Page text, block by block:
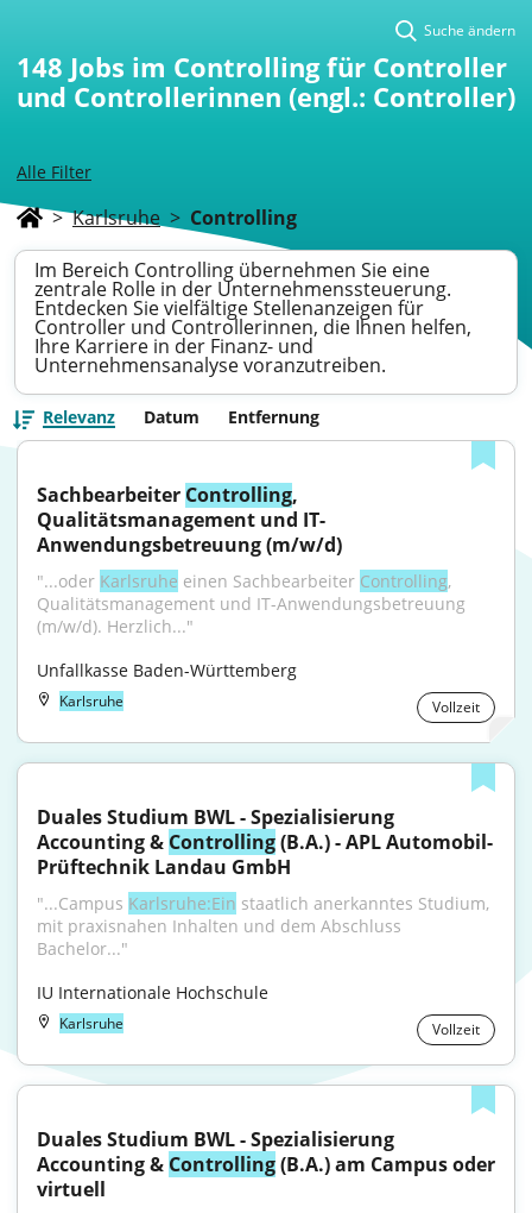
Alle Filter
Suche ändern
148 Jobs im Controlling für Controller
und Controllerinnen (engl.: Controller)
> Karlsruhe > Controlling
Im Bereich Controlling übernehmen Sie eine
zentrale Rolle in der Unternehmenssteuerung.
Entdecken Sie vielfältige Stellenanzeigen für
Controller und Controllerinnen, die Ihnen helfen,
Ihre Karriere in der Finanz- und
Unternehmensanalyse voranzutreiben.
Relevanz Datum Entfernung
Sachbearbeiter Controlling,
Qualitätsmanagement und IT-
Anwendungsbetreuung (m/w/d)
"...oder Karlsruhe einen Sachbearbeiter Controlling,
Qualitätsmanagement und IT-Anwendungsbetreuung
(m/w/d). Herzlich..."
Unfallkasse Baden-Württemberg
Karlsruhe Vollzeit
Duales Studium BWL - Spezialisierung
Accounting & Controlling (B.A.) - APL Automobil-
Prüftechnik Landau GmbH
"...Campus Karlsruhe:Ein staatlich anerkanntes Studium,
mit praxisnahen Inhalten und dem Abschluss
Bachelor..."
IU Internationale Hochschule
Karlsruhe Vollzeit
Duales Studium BWL - Spezialisierung
Accounting & Controlling (B.A.) am Campus oder
virtuell